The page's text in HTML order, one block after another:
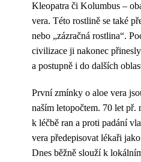
Kleopatra či Kolumbus –
vera. Této rostlině se také
nebo „zázračná rostlina“.
civilizace ji nakonec
a postupně i do dalších
První zmínky o aloe vera
naším letopočtem. 70 let
k léčbě ran a proti padání
vera předepisovat lékaři
Dnes běžně slouží k